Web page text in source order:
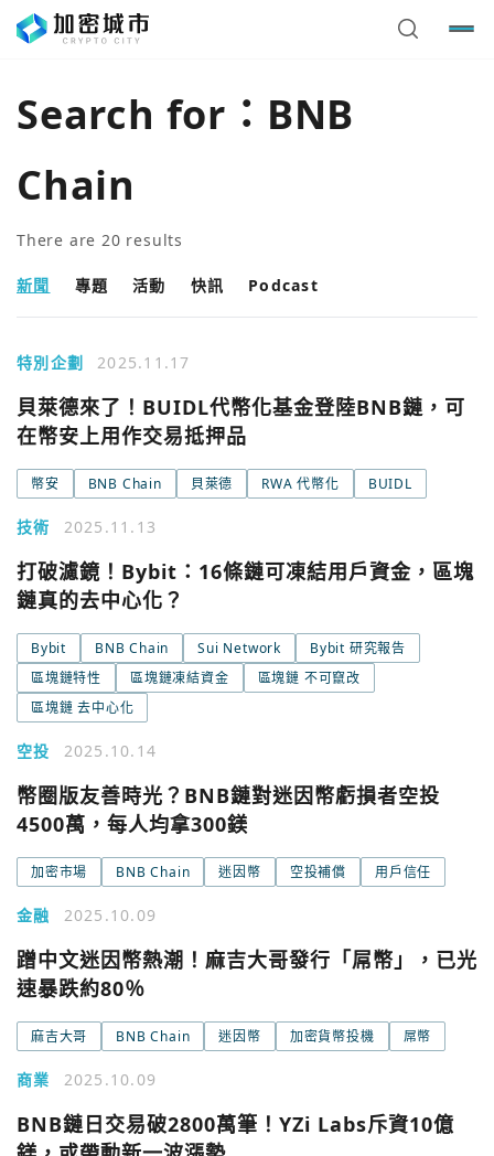
Search for： BNB
Chain
There are 20 results
新聞 專題 活動 快訊 Podcast
特別企劃 2025.11.17
貝萊德來了！BUIDL代幣化基金登陸BNB鏈，可
在幣安上用作交易抵押品
幣安 BNB Chain 貝萊德 RWA 代幣化 BUIDL
技術 2025.11.13
打破濾鏡！Bybit：16條鏈可凍結用戶資金，區塊
鏈真的去中心化？
Bybit BNB Chain Sui Network
Bybit 研究報告
區塊鏈特性
區塊鏈凍結資金
區塊鏈 不可竄改
區塊鏈 去中心化
空投 2025.10.14
幣圈版友善時光？BNB鏈對迷因幣虧損者空投
4500萬，每人均拿300鎂
加密市場 BNB Chain 迷因幣 空投補償 用戶信任
金融 2025.10.09
蹭中文迷因幣熱潮！麻吉大哥發行「屌幣」，已光
速暴跌約80％
麻吉大哥 BNB Chain 迷因幣 加密貨幣投機 屌幣
商業 2025.10.09
BNB鏈日交易破2800萬筆！YZi Labs斥資10億